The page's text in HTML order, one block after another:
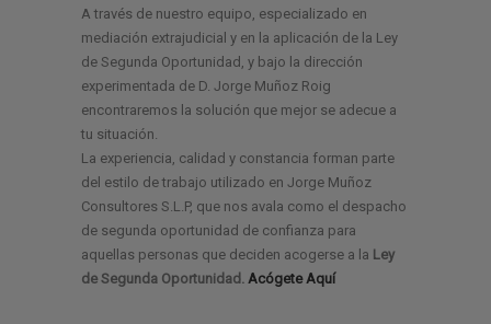
A través de nuestro equipo, especializado en
mediación extrajudicial y en la aplicación de la Ley
de Segunda Oportunidad, y bajo la dirección
experimentada de D. Jorge Muñoz Roig
encontraremos la solución que mejor se adecue a
tu situación.
La experiencia, calidad y constancia forman parte
del estilo de trabajo utilizado en Jorge Muñoz
Consultores S.L.P, que nos avala como el despacho
de segunda oportunidad de confianza para
aquellas personas que deciden acogerse a la Ley
de Segunda Oportunidad. Acógete Aquí